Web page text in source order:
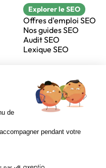
Youtube
Explorer le SEO
Offres d'emploi SEO
Nos guides SEO
Audit SEO
Lexique SEO